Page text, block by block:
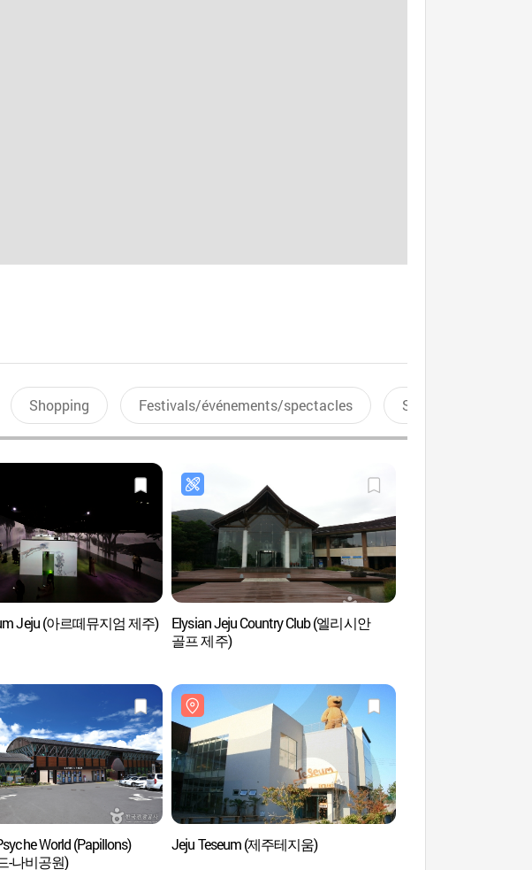
Shopping Festivals/événements/spectacles Sports aquatiques
Jeju (아르떼뮤지엄 제주)
Elysian Jeju Country Club (엘리시안
골프 제주)
World (Papillons)
-나비공원)
Jeju Teseum (제주테지움)